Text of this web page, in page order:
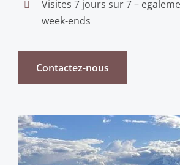
Visites 7 jours sur 7 –
week-ends
Contactez-nous